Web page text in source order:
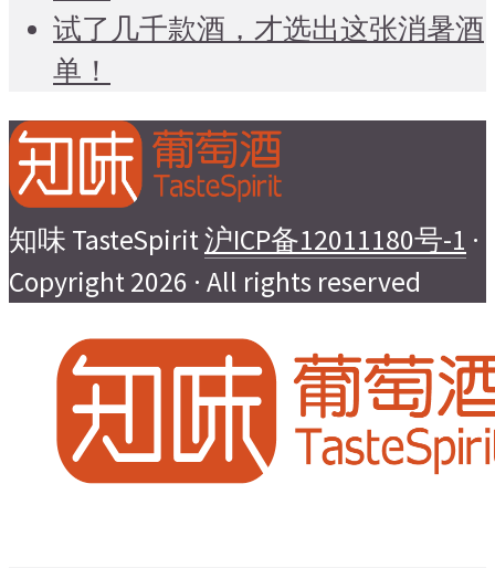
试了几千款酒，才选出这张消暑酒
单！
知味 TasteSpirit沪ICP备12011180号-1 ·
Copyright 2026 · All rights reserved